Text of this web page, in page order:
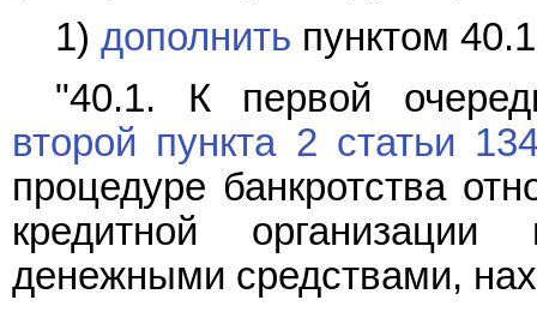
1) дополнить пунктом
"40.1. К первой
второй пункта 2 статьи
процедуре банкротства
кредитной
денежными средствами,